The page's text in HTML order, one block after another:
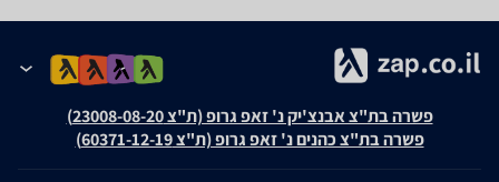
פשרה בת"צ אבנצ'יק נ' זאפ גרופ (ת"צ 23008-08-20)
פשרה בת"צ כהנים נ' זאפ גרופ (ת"צ 60371-12-19)